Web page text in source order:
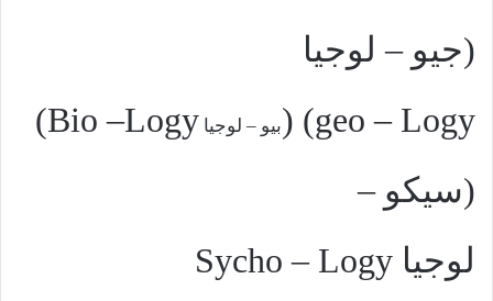
(جيو – لوجيا
geo – Logy
)
(بيو – لوجيا Bio –Logy
)
(سيكو –
لوجيا Sycho – Logy